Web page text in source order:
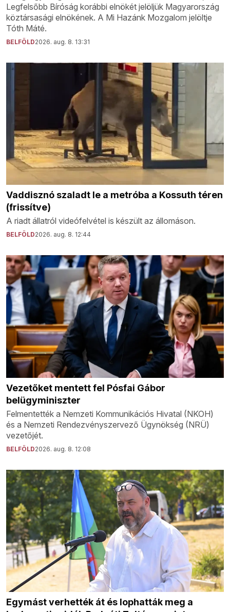
Legfelsőbb Bíróság korábbi elnökét jelöljük Magyarország
köztársasági elnökének. A Mi Hazánk Mozgalom jelöltje
Tóth Máté.
BELFÖLD2026. aug. 8. 13:31
Vaddisznó szaladt le a metróba a Kossuth téren
(frissítve)
A riadt állatról videófelvétel is készült az állomáson.
BELFÖLD2026. aug. 8. 12:44
Vezetőket mentett fel Pósfai Gábor
belügyminiszter
Felmentették a Nemzeti Kommunikációs Hivatal (NKOH)
és a Nemzeti Rendezvényszervező Ügynökség (NRÜ)
vezetőjét.
BELFÖLD2026. aug. 8. 12:08
Egymást verhették át és lophatták meg a